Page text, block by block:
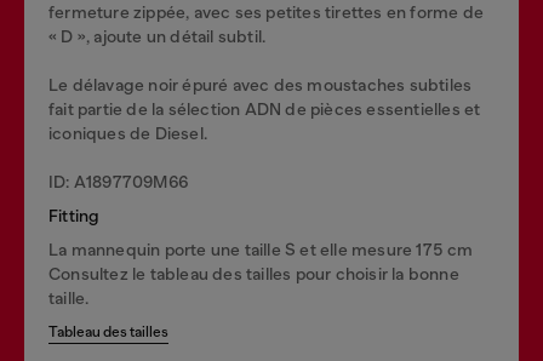
fermeture zippée, avec ses petites tirettes en forme de
« D », ajoute un détail subtil.
Le délavage noir épuré avec des moustaches subtiles
fait partie de la sélection ADN de pièces essentielles et
iconiques de Diesel.
ID: A1897709M66
Fitting
La mannequin porte une taille S et elle mesure 175 cm
Consultez le tableau des tailles pour choisir la bonne
taille.
Tableau des tailles